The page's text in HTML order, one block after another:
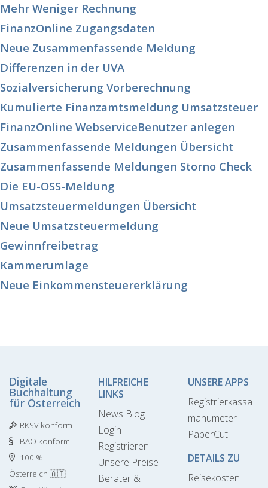
Mehr Weniger Rechnung
FinanzOnline Zugangsdaten
Neue Zusammenfassende Meldung
Differenzen in der UVA
Sozialversicherung Vorberechnung
Kumulierte Finanzamtsmeldung Umsatzsteuer
FinanzOnline WebserviceBenutzer anlegen
Zusammenfassende Meldungen Übersicht
Zusammenfassende Meldungen Storno Check
Die EU-OSS-Meldung
Umsatzsteuermeldungen Übersicht
Neue Umsatzsteuermeldung
Gewinnfreibetrag
Kammerumlage
Neue Einkommensteuererklärung
Digitale
Buchhaltung
für Österreich
RKSV konform
BAO konform
100 %
Österreich 🇦🇹
HILFREICHE
LINKS
News Blog
Login
Registrieren
Unsere Preise
Berater &
UNSERE APPS
Registrierkassa
manumeter
PaperCut
DETAILS ZU
Reisekosten